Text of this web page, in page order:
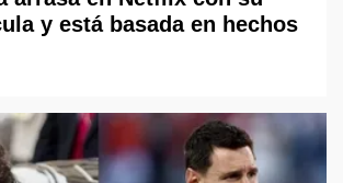
y está basada en hechos